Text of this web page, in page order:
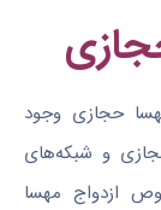
حجازی وجود
و شبکه‌های
ازدواج مهسا